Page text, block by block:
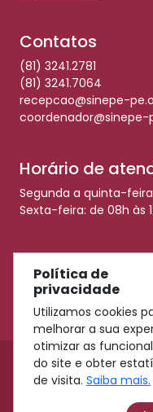
Contatos
(81) 3241.2781
(81) 3241.7064
recepcao@sinepe-
coordenador@sinepe-
Horário de
Segunda a quinta-
Sexta-feira: de 08h às
Redes Sociais
© 2026 Sinepe-PE -
11.009.990/0001-
Política de
privacidade
Utilizamos cookies
melhorar a sua
otimizar as
do site e obter
de visita. Saiba mais.